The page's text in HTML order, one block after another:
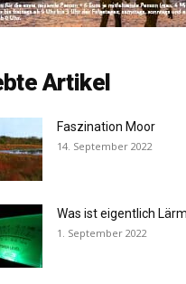
Artikel
Faszination Moor
14. September 2022
Was ist eigentlich
1. September 2022